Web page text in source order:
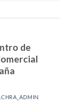
de